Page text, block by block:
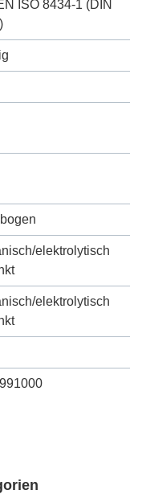
ISO 8434-1 (DIN
elektrolytisch
elektrolytisch